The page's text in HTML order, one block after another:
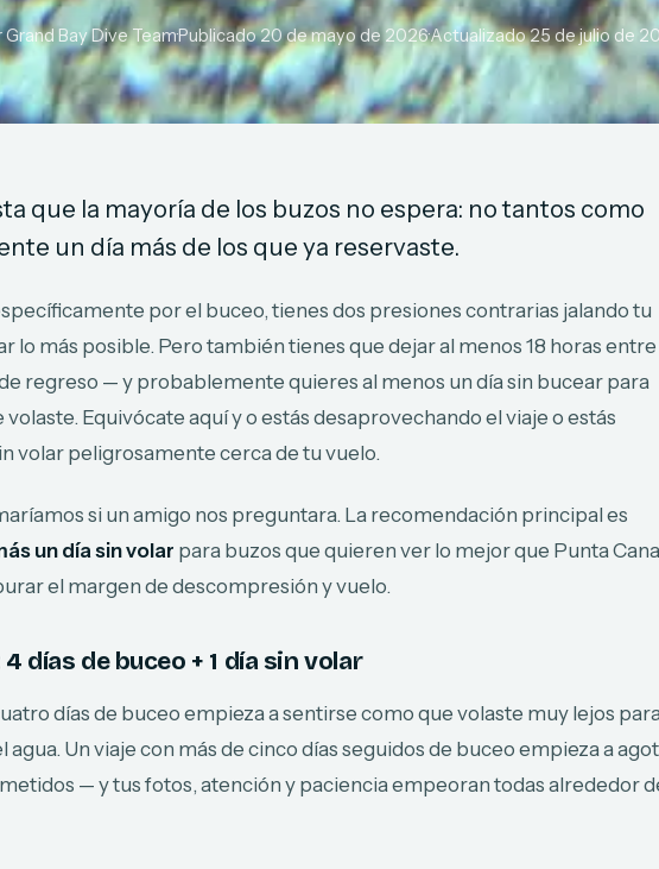
Grand Bay Dive Team·Publicado20 de mayo de 2026·Actualizado25 de julio de
que la mayoría de los buzos no espera: no tantos como
un día más de los que ya reservaste.
por el buceo, tienes dos presiones contrarias jalando tu
lo más posible. Pero también tienes que dejar al menos 18 horas
regreso — y probablemente quieres al menos un día sin bucear para
volaste. Equivócate aquí y o estás desaprovechando el viaje o estás
volar peligrosamente cerca de tu vuelo.
si un amigo nos preguntara. La recomendación principal es
un día sin volar para buzos que quieren ver lo mejor que Punta Cana
el margen de descompresión y vuelo.
días de buceo + 1 día sin volar
días de buceo empieza a sentirse como que volaste muy lejos
Un viaje con más de cinco días seguidos de buceo empieza a
— y tus fotos, atención y paciencia empeoran todas alrededor